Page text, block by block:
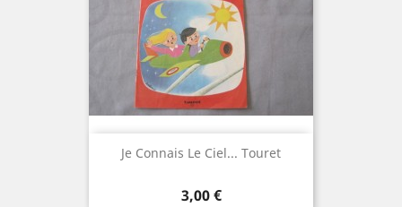
Je Connais Le Ciel... Touret
Prix
3,00 €